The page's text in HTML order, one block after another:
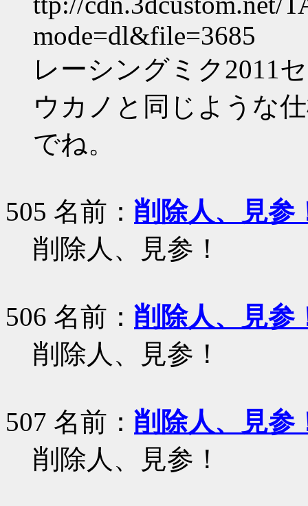
mode=dl&file=3685
レーシングミク2011
ウカノと同じような
でね。
505 名前： 削除人、見参
削除人、見参！
506 名前： 削除人、見参
削除人、見参！
507 名前： 削除人、見参
削除人、見参！